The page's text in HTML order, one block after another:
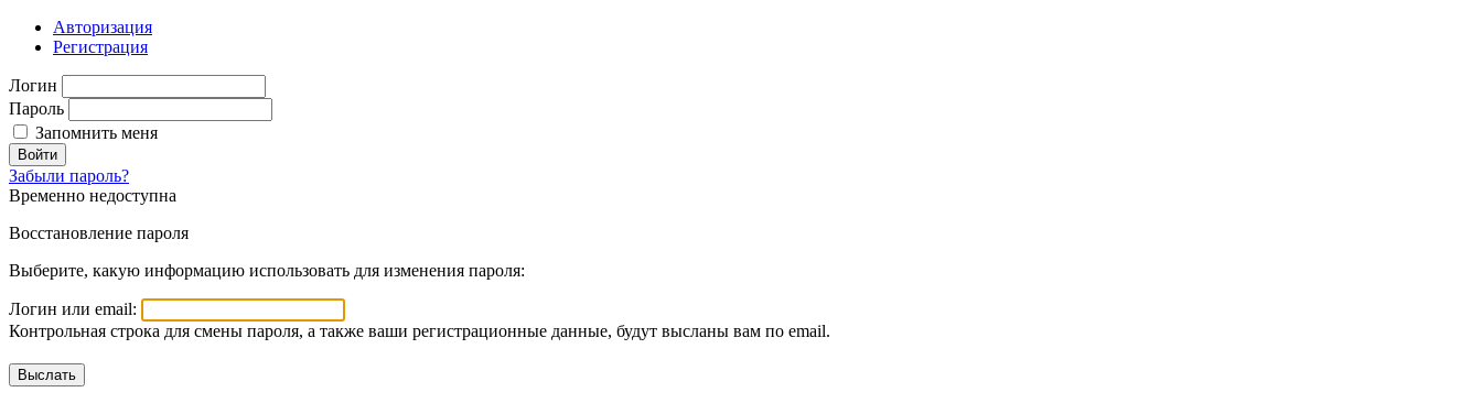
Авторизация
Регистрация
Логин
Пароль
Запомнить меня
Войти
Забыли пароль?
Временно недоступна
Восстановление пароля
Выберите, какую информацию использовать для изменения пароля:
Логин или email:
Контрольная строка для смены пароля, а также ваши регистрационные данные, будут высланы вам по email.